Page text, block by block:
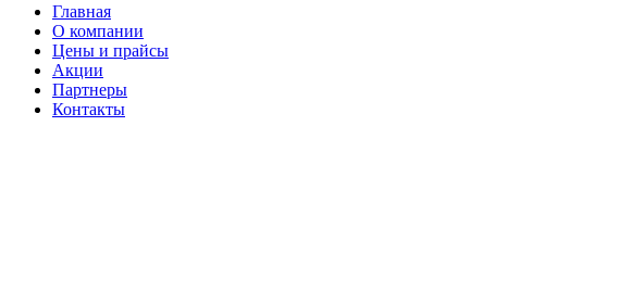
Главная
О компании
Цены и прайсы
Акции
Партнеры
Контакты